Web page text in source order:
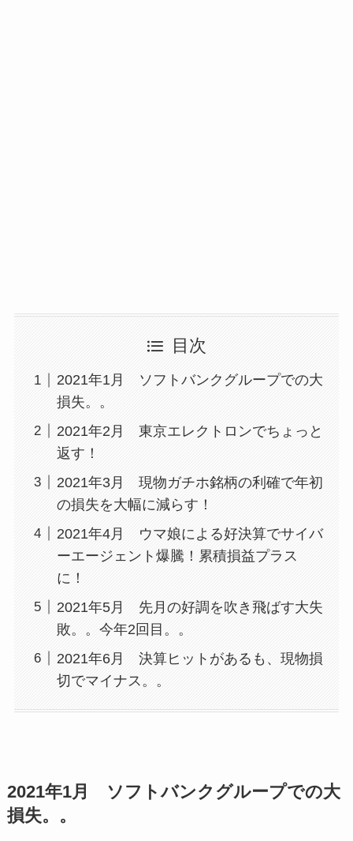
目次
2021年1月 ソフトバンクグループでの大
損失。。
2021年2月 東京エレクトロンでちょっと
返す！
2021年3月 現物ガチホ銘柄の利確で年初
の損失を大幅に減らす！
2021年4月 ウマ娘による好決算でサイバ
ーエージェント爆騰！累積損益プラス
に！
2021年5月 先月の好調を吹き飛ばす大失
敗。。今年2回目。。
2021年6月 決算ヒットがあるも、現物損
切でマイナス。。
2021年1月 ソフトバンクグループでの大
損失。。